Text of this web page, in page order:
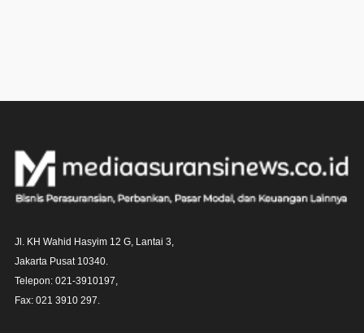
Jl. KH Wahid Hasyim 12 G, Lantai 3,
Jakarta Pusat 10340.
Telepon: 021-3910197,
Fax: 021 3910 297.